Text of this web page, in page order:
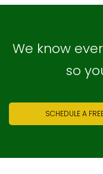
We know
so
SCHEDULE A